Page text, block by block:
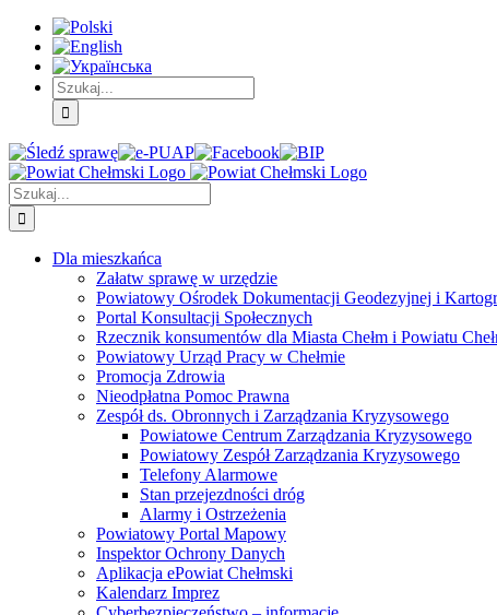
Skip
Treść
główna
Skip
Menu
główne
Skip
Menu
dodatkowe
Szukaj
Śledź
sprawę
E-
PUAP
Facebook BIP Instagram
Szukaj
Dla mieszkańca
Załatw sprawę w urzędzie
Powiatowy Ośrodek Dokumentacji Geodezyjnej i
Portal Konsultacji Społecznych
Rzecznik konsumentów dla Miasta Chełm i Powiatu
Powiatowy Urząd Pracy w Chełmie
Promocja Zdrowia
Nieodpłatna Pomoc Prawna
Zespół ds. Obronnych i Zarządzania Kryzysowego
Powiatowe Centrum Zarządzania Kryzysowego
Powiatowy Zespół Zarządzania Kryzysowego
Telefony Alarmowe
Stan przejezdności dróg
Alarmy i Ostrzeżenia
Powiatowy Portal Mapowy
Inspektor Ochrony Danych
Aplikacja ePowiat Chełmski
Kalendarz Imprez